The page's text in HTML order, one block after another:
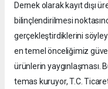
Dernek olarak kayıt dışı
bilinçlendirilmesi
gerçekleştirdiklerini
en temel önceliğimiz
ürünlerin yaygınlaşması.
temas kuruyor, T.C.